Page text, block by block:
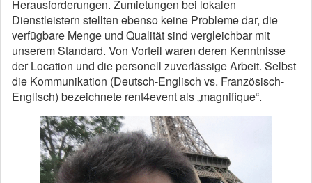
Herausforderungen. Zumietungen bei lokalen
Dienstleistern stellten ebenso keine Probleme dar, die
verfügbare Menge und Qualität sind vergleichbar mit
unserem Standard. Von Vorteil waren deren Kenntnisse
der Location und die personell zuverlässige Arbeit. Selbst
die Kommunikation (Deutsch-Englisch vs. Französisch-
Englisch) bezeichnete rent4event als „magnifique“.